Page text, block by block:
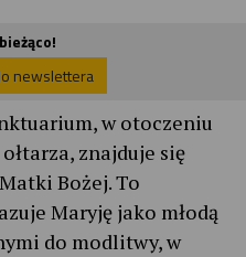
newslettera
w otoczeniu
znajduje się
Bożej. To
Maryję jako młodą
do modlitwy, w